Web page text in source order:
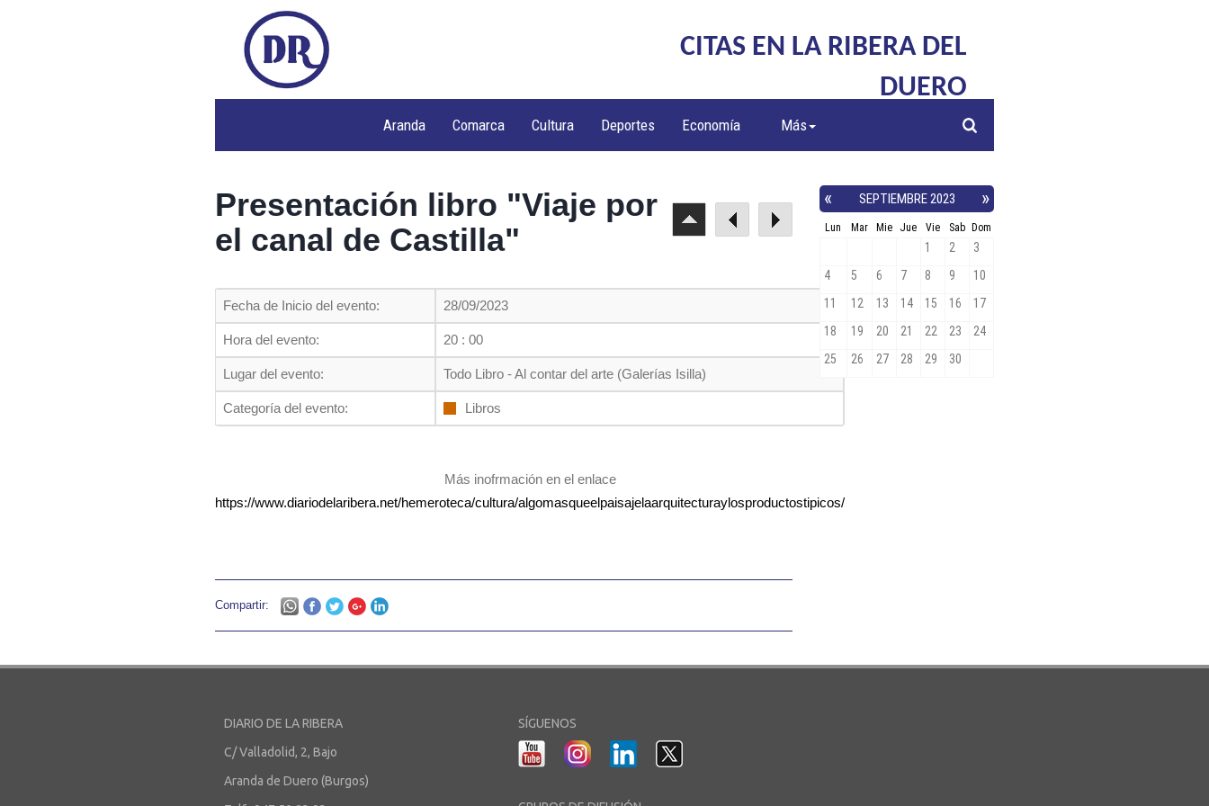
CITAS EN LA RIBERA DEL
DUERO
Aranda Comarca Cultura Deportes Economía Más
Presentación libro "Viaje por
el canal de Castilla"
Fecha de Inicio del evento: 28/09/2023
Hora del evento: 20 : 00
Lugar del evento: Todo Libro - Al contar del arte (Galerías Isilla)
Categoría del evento: Libros
Más inofrmación en el enlace
https://www.diariodelaribera.net/hemeroteca/cultura/algomasqueelpaisajelaarquitecturaylosproductostipicos/
Compartir:
DIARIO DE LA RIBERA
C/ Valladolid, 2, Bajo
Aranda de Duero (Burgos)
SÍGUENOS